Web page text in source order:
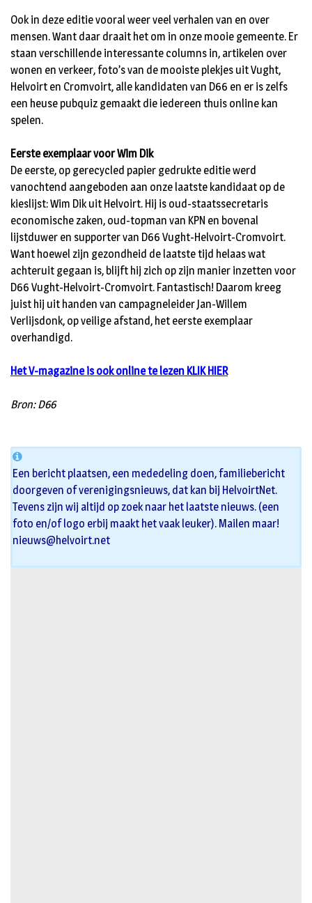
Ook in deze editie vooral weer veel verhalen van en over
mensen. Want daar draait het om in onze mooie gemeente. Er
staan verschillende interessante columns in, artikelen over
wonen en verkeer, foto’s van de mooiste plekjes uit Vught,
Helvoirt en Cromvoirt, alle kandidaten van D66 en er is zelfs
een heuse pubquiz gemaakt die iedereen thuis online kan
spelen.
Eerste exemplaar voor Wim Dik
De eerste, op gerecycled papier gedrukte editie werd
vanochtend aangeboden aan onze laatste kandidaat op de
kieslijst: Wim Dik uit Helvoirt. Hij is oud-staatssecretaris
economische zaken, oud-topman van KPN en bovenal
lijstduwer en supporter van D66 Vught-Helvoirt-Cromvoirt.
Want hoewel zijn gezondheid de laatste tijd helaas wat
achteruit gegaan is, blijft hij zich op zijn manier inzetten voor
D66 Vught-Helvoirt-Cromvoirt. Fantastisch! Daarom kreeg
juist hij uit handen van campagneleider Jan-Willem
Verlijsdonk, op veilige afstand, het eerste exemplaar
overhandigd.
Het V-magazine is ook online te lezen KLIK HIER
Bron: D66
Een bericht plaatsen, een mededeling doen, familiebericht
doorgeven of verenigingsnieuws, dat kan bij HelvoirtNet.
Tevens zijn wij altijd op zoek naar het laatste nieuws. (een
foto en/of logo erbij maakt het vaak leuker). Mailen maar!
nieuws@helvoirt.net